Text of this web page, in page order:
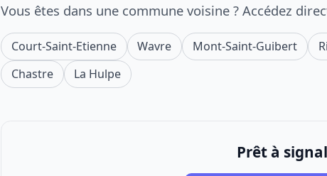
Vous êtes dans une commune voisine ? Accédez
Court-Saint-Etienne Wavre Mont-Saint-Guibert
Chastre
La Hulpe
Prêt à